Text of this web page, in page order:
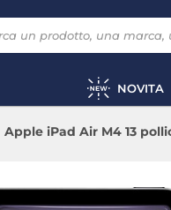
NOVITA
Apple iPad Air M4 13